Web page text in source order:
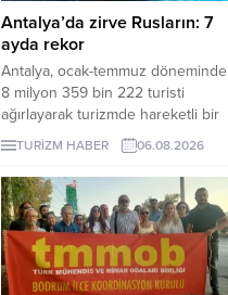
Antalya’da zirve Rusların: 7
ayda rekor
Antalya, ocak-temmuz döneminde
8 milyon 359 bin 222 turisti
ağırlayarak turizmde hareketli bir
dönemi geride bıraktı. 1 milyon
979 bin ziyaretçiyle listenin ilk
sırasında yer alan Ruslar, kente
gelen her 4 turistten birini
oluşturdu.
TURİZM HABER 06.08.2026